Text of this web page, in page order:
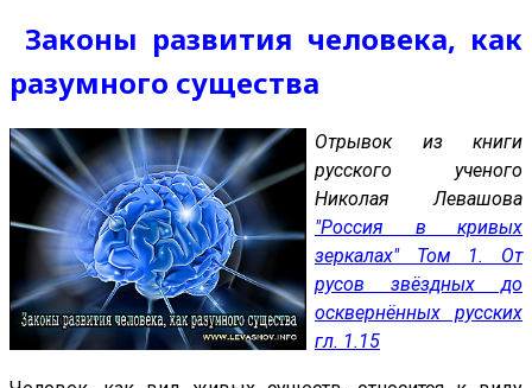
Законы развития человека, как
разумного существа
Отрывок из книги
русского ученого
Николая Левашова
"Россия в кривых
зеркалах" Том 1. От
русов звёздных до
осквернённых русских
гл. 1.15